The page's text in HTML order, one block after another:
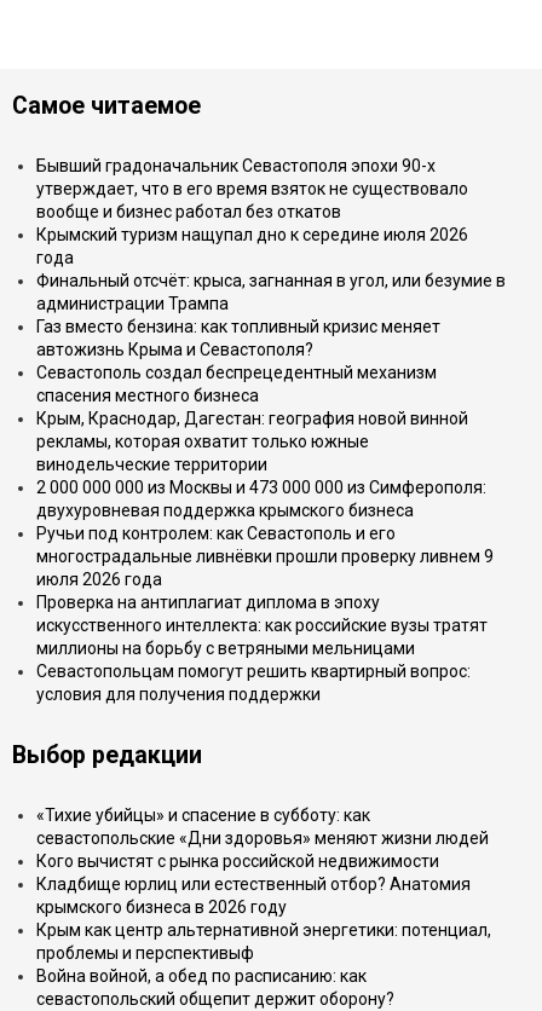
Самое читаемое
Бывший градоначальник Севастополя эпохи 90-х
утверждает, что в его время взяток не существовало
вообще и бизнес работал без откатов
Крымский туризм нащупал дно к середине июля 2026
года
Финальный отсчёт: крыса, загнанная в угол, или безумие в
администрации Трампа
Газ вместо бензина: как топливный кризис меняет
автожизнь Крыма и Севастополя?
Севастополь создал беспрецедентный механизм
спасения местного бизнеса
Крым, Краснодар, Дагестан: география новой винной
рекламы, которая охватит только южные
винодельческие территории
2 000 000 000 из Москвы и 473 000 000 из Симферополя:
двухуровневая поддержка крымского бизнеса
Ручьи под контролем: как Севастополь и его
многострадальные ливнёвки прошли проверку ливнем 9
июля 2026 года
Проверка на антиплагиат диплома в эпоху
искусственного интеллекта: как российские вузы тратят
миллионы на борьбу с ветряными мельницами
Севастопольцам помогут решить квартирный вопрос:
условия для получения поддержки
Выбор редакции
«Тихие убийцы» и спасение в субботу: как
севастопольские «Дни здоровья» меняют жизни людей
Кого вычистят с рынка российской недвижимости
Кладбище юрлиц или естественный отбор? Анатомия
крымского бизнеса в 2026 году
Крым как центр альтернативной энергетики: потенциал,
проблемы и перспективыф
Война войной, а обед по расписанию: как
севастопольский общепит держит оборону?